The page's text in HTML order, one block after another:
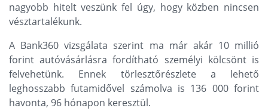
nagyobb hitelt veszünk fel úgy, hogy közben nincsen
vésztartalékunk.
A Bank360 vizsgálata szerint ma már akár 10 millió
forint autóvásárlásra fordítható személyi kölcsönt is
felvehetünk. Ennek törlesztőrészlete a lehető
leghosszabb futamidővel számolva is 136 000 forint
havonta, 96 hónapon keresztül.